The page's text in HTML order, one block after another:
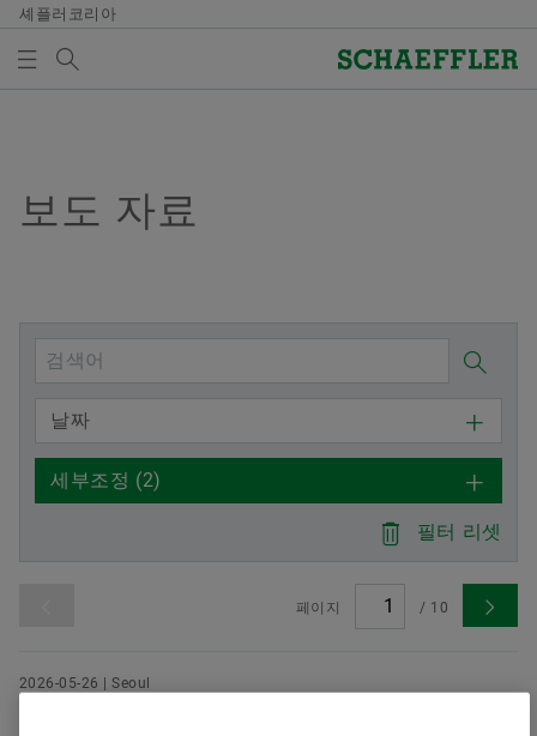
셰플러코리아
회사
구매 및 공급업체 관리
판매
그룹
제품과 솔루션
Vehicle Lifetime Solutions
Bearings & Industrial Solutions
디지털 제품
인재 채용
기입항목
종사자
훈련 기관
미디어
미디어 라이브러리
소셜 뉴스
날짜와 이벤트
미디어 장바구니에 품목이 없습니다. 새 엘리먼트 버튼
참고
여러 매체를 장바구니에 모아 한 번에 주문하
실 수 있습니다. 각 매체의 최대 주문 수량은
20개입니다. 무료 구입한 재료를 판매하는 것
은 허용되지 않습니다.
지금 주문하기
보도 자료
날짜
세부조정 (2)
필터 리셋
페이지 / 10
2026-05-26 | Seoul